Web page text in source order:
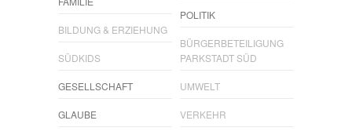
BILDUNG & ERZIEHUNG
SÜDKIDS
GESELLSCHAFT
GLAUBE
POLITIK
BÜRGERBETEILIGUNG
PARKSTADT SÜD
UMWELT
VERKEHR